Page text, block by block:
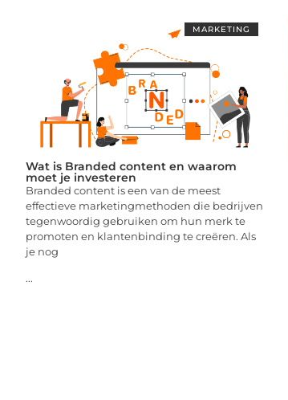
MARKETING
Wat is Branded content en waarom
moet je investeren
Branded content is een van de meest
effectieve marketingmethoden die bedrijven
tegenwoordig gebruiken om hun merk te
promoten en klantenbinding te creëren. Als
je nog
...